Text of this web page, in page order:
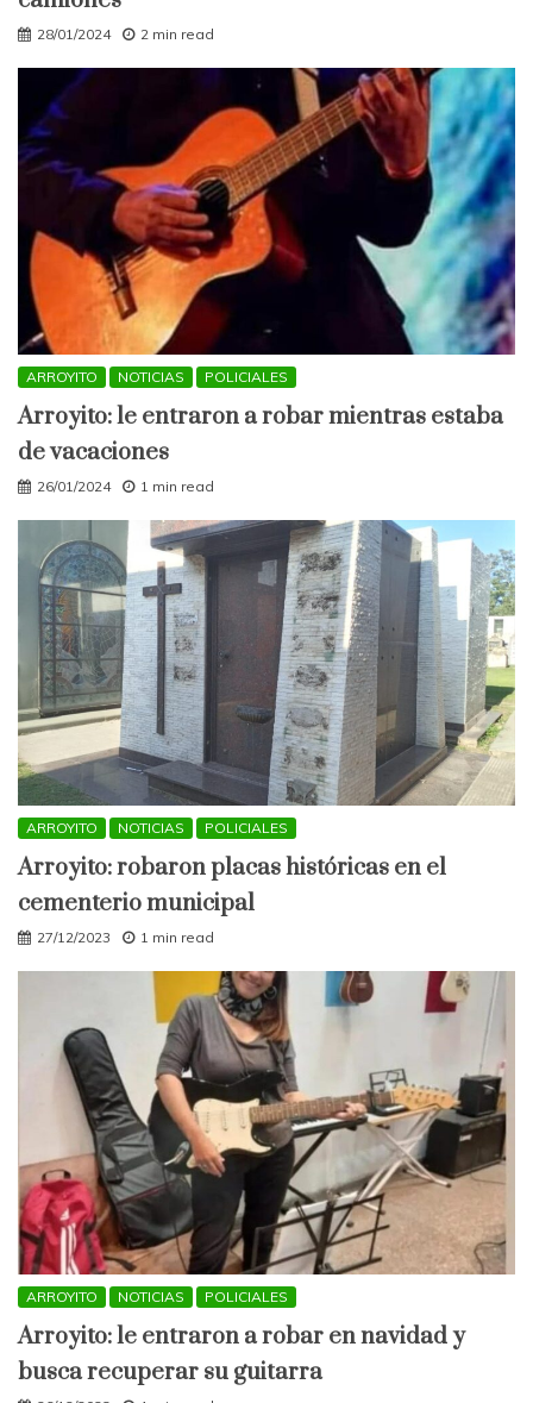
28/01/2024 2 min read
ARROYITO NOTICIAS POLICIALES
Arroyito: le entraron a robar mientras estaba
de vacaciones
26/01/2024 1 min read
ARROYITO NOTICIAS POLICIALES
Arroyito: robaron placas históricas en el
cementerio municipal
27/12/2023 1 min read
ARROYITO NOTICIAS POLICIALES
Arroyito: le entraron a robar en navidad y
busca recuperar su guitarra